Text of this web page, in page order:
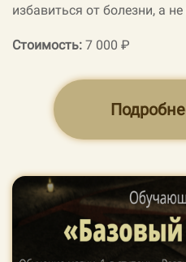
избавиться от болезни, а
Стоимость: 7 000 ₽